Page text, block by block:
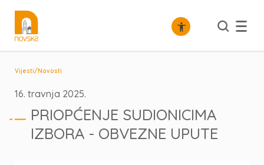
Vijesti/Novosti
16. travnja 2025.
PRIOPĆENJE SUDIONICIMA
IZBORA - OBVEZNE UPUTE